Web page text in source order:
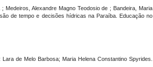
Medeiros, Alexandre Magno Teodosio de ; Bandeira, Maria
de tempo e decisões hídricas na Paraíba. Educação no
de Melo Barbosa; Maria Helena Constantino Spyrides.